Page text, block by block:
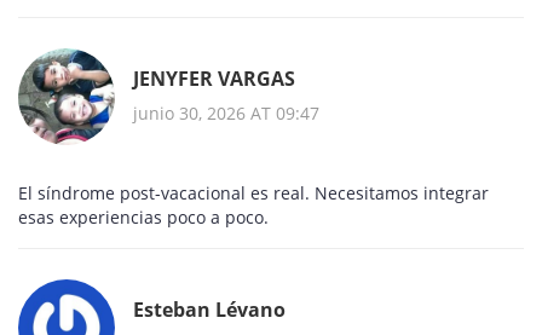
JENYFER VARGAS
junio 30, 2026 AT 09:47
El síndrome post-vacacional es real. Necesitamos integrar
esas experiencias poco a poco.
Esteban Lévano